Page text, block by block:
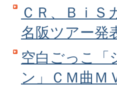
ＣＲ、ＢｉＳ
名阪ツアー発
空白ごっこ「
ン」ＣＭ曲Ｍ